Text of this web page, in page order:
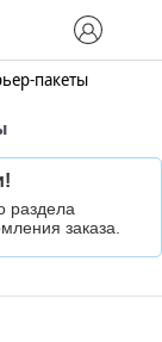
пакеты
раздела
заказа.